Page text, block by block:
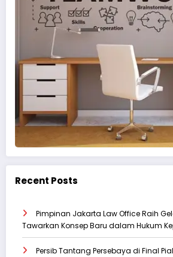
Recent Posts
‎Pimpinan Jakarta Law Office Raih
Tawarkan Konsep Baru dalam Hukum
Persib Tantang Persebaya di Final